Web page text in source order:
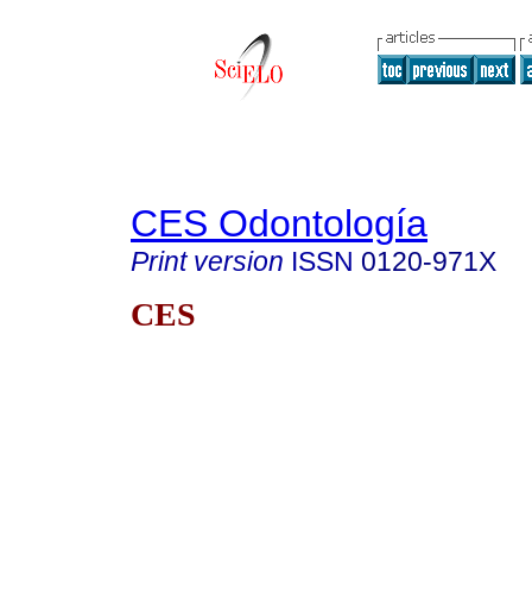
CES Odontología
Print version ISSN 0120-971X
CES